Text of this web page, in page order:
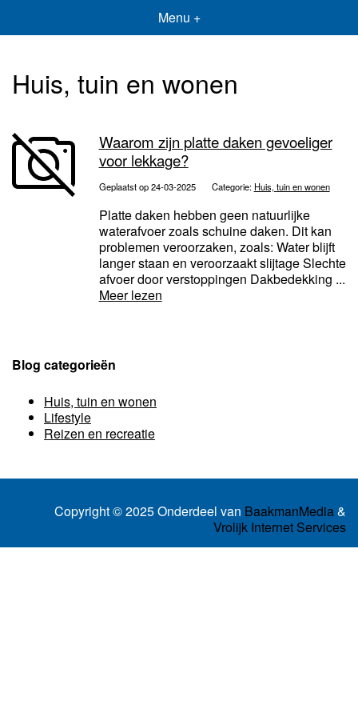
Menu +
Huis, tuin en wonen
Waarom zijn platte daken gevoeliger
voor lekkage?
Geplaatst op 24-03-2025 Categorie: Huis, tuin en wonen
Platte daken hebben geen natuurlijke
waterafvoer zoals schuine daken. Dit kan
problemen veroorzaken, zoals: Water blijft
langer staan en veroorzaakt slijtage Slechte
afvoer door verstoppingen Dakbedekking ...
Meer lezen
Blog categorieën
Huis, tuin en wonen
Lifestyle
Reizen en recreatie
Copyright © 2025 Onderdeel van BaakmanMedia&
Vrolijk Internet Services